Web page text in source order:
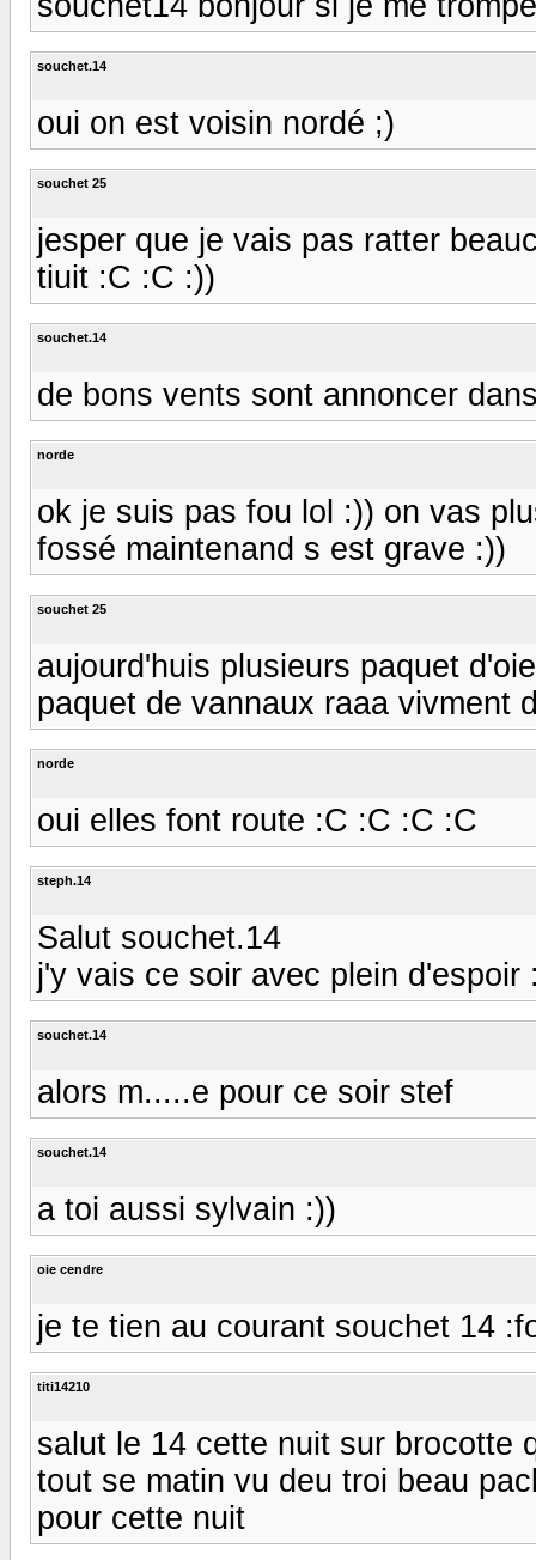
souchet.14
oui on est voisin nordé ;)
souchet 25
jesper que je vais pas ratter
tiuit :C :C :))
souchet.14
de bons vents sont annoncer
norde
ok je suis pas fou lol :)) on vas
fossé maintenand s est grave :))
souchet 25
aujourd'huis plusieurs paquet
paquet de vannaux raaa vivment
norde
oui elles font route :C :C :C :C
steph.14
Salut souchet.14
j'y vais ce soir avec plein d'espoir
souchet.14
alors m.....e pour ce soir stef
souchet.14
a toi aussi sylvain :))
oie cendre
je te tien au courant souchet 14
titi14210
salut le 14 cette nuit sur brocotte
tout se matin vu deu troi beau
pour cette nuit